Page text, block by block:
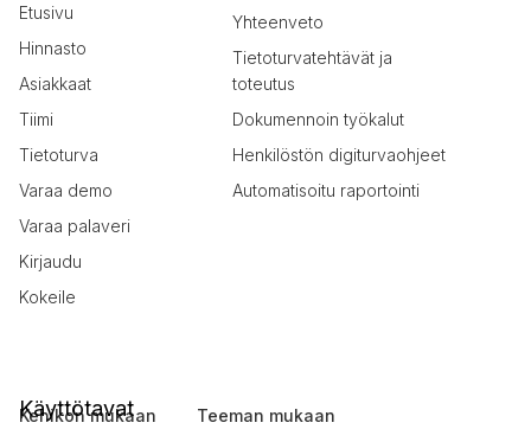
Etusivu
Hinnasto
Asiakkaat
Tiimi
Tietoturva
Varaa demo
Varaa palaveri
Kirjaudu
Kokeile
Yhteenveto
Tietoturvatehtävät ja
toteutus
Dokumennoin työkalut
Henkilöstön digiturvaohjeet
Automatisoitu raportointi
Käyttötavat
Kehikon mukaan
Teeman mukaan